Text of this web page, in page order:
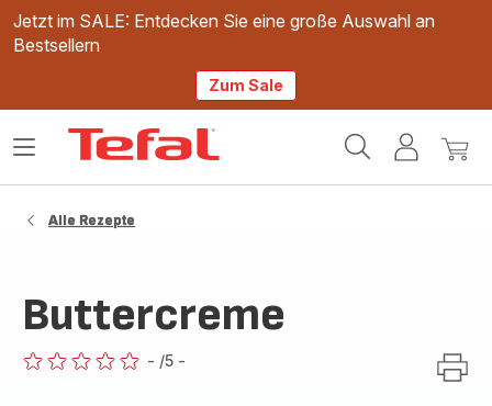
Jetzt im SALE: Entdecken Sie eine große Auswahl an
Bestsellern
Zum Sale
Mein
Mein
Das
Alle Rezepte
Buttercreme
- /5 -